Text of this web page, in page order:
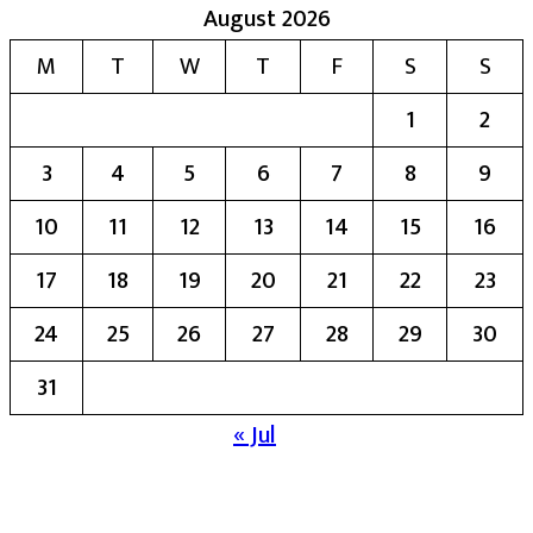
August 2026
M
T W T F S
S
1
2
3
4 5 6 7 8
9
10
11 12 13 14 15
16
17
18 19 20 21 22
23
24
25 26 27 28 29
30
31
« Jul